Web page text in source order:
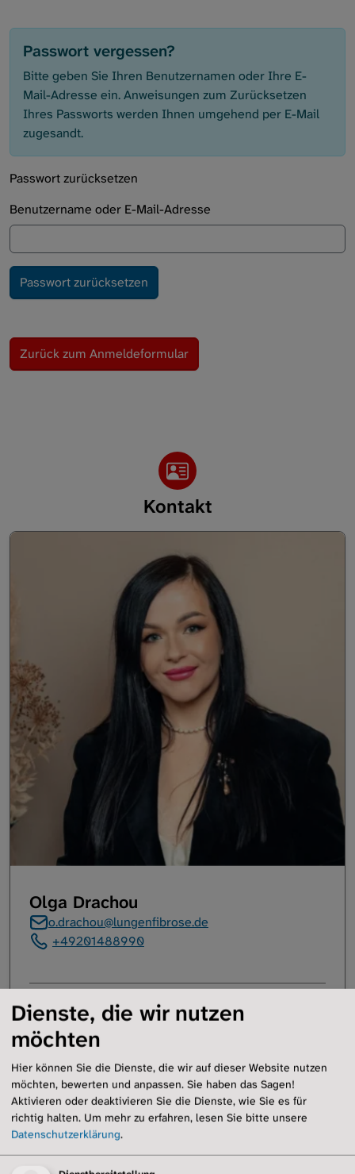
Passwort vergessen?
Bitte geben Sie Ihren Benutzernamen oder Ihre E-
Mail-Adresse ein. Anweisungen zum Zurücksetzen
Ihres Passworts werden Ihnen umgehend per E-Mail
zugesandt.
Passwort zurücksetzen
Benutzername oder E-Mail-Adresse
Zurück zum Anmeldeformular
Kontakt
Olga Drachou
o.drachou@lungenfibrose.de
+49201488990
Dienste, die wir nutzen
möchten
Hier können Sie die Dienste, die wir auf dieser Website nutzen
möchten, bewerten und anpassen. Sie haben das Sagen!
Aktivieren oder deaktivieren Sie die Dienste, wie Sie es für
richtig halten. Um mehr zu erfahren, lesen Sie bitte unsere
Datenschutzerklärung.